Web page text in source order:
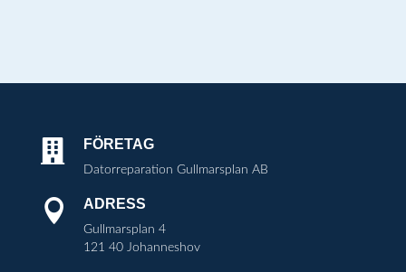
 FÖRETAG
Datorreparation Gullmarsplan AB
 ADRESS
Gullmarsplan 4
121 40 Johanneshov